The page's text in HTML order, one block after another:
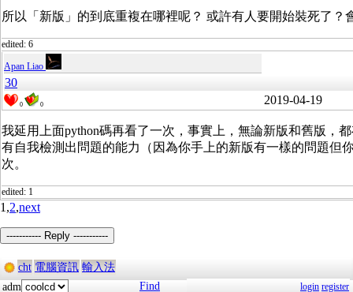
所以「新版」的到底重複在哪裡呢？ 或許有人要開始裝死了？
edited: 6
Apan Liao
30
0 0 2019-04-19
我延用上面python碼再看了一次，事實上，無論新版和舊版，
有自我檢測出問題的能力（因為你手上的新版有一樣的問題但
次。
edited: 1
1,2,next
----------- Reply -----------
cht 電腦資訊 輸入法
adm
Find login register